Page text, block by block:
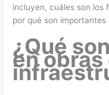
incluyen, cuáles son los
por qué son
¿Qué
en obras